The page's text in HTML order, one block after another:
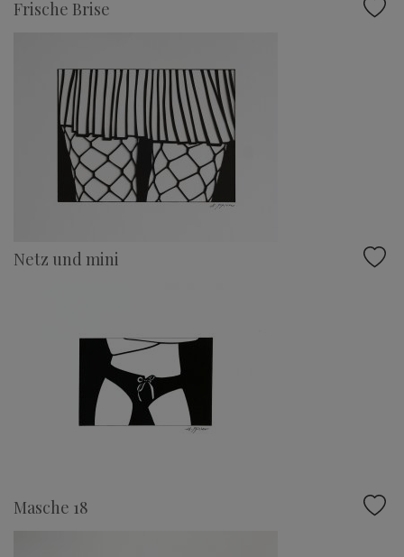
Frische Brise
Netz und mini
Masche 18